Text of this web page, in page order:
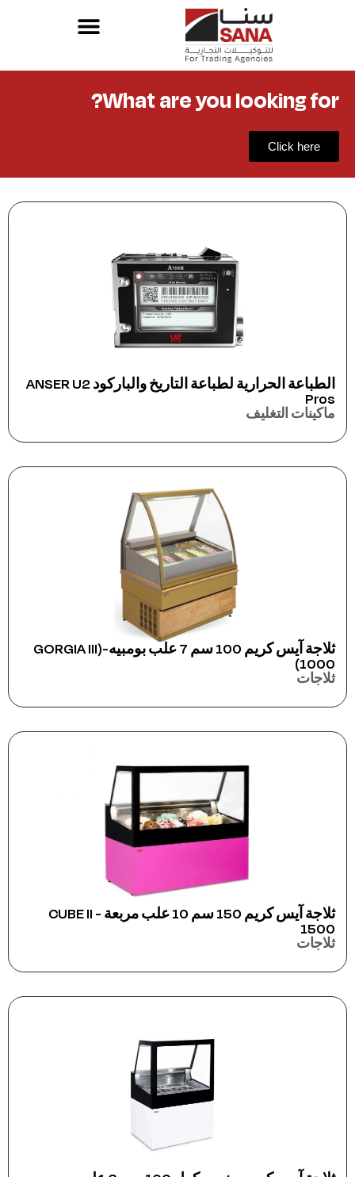
What are you looking for?
Click here
الطباعة الحرارية لطباعة التاريخ والباركود ANSER U2
Pros
ماكينات التغليف
ثلاجة آيس كريم 100 سم 7 علب بومبيه-(GORGIA III
1000)
ثلاجات
ثلاجة آيس كريم 150 سم 10 علب مربعة - CUBE II
1500
ثلاجات